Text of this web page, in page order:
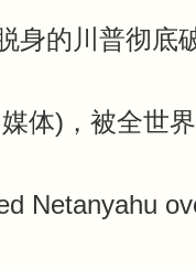
身的川普彻底
体)，被全世
Netanyahu